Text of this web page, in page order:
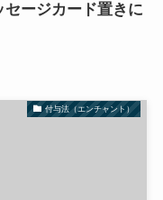
ージカード置きに
付与法（エンチャント）